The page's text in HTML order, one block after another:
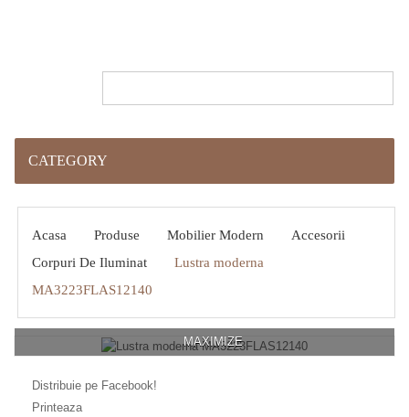
CATEGORY
Acasa Produse Mobilier Modern
Accesorii
Corpuri De Iluminat
Lustra moderna
MA3223FLAS12140
MAXIMIZE
Distribuie pe Facebook!
Printeaza